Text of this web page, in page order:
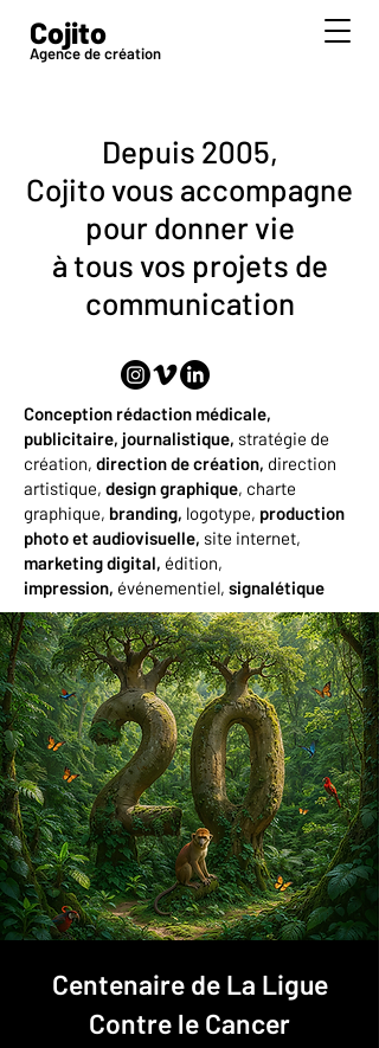
Cojito
Agence de création
Depuis 2005,
Cojito vous accompagne
pour donner vie
à tous vos projets de
communication
Conception rédaction médicale,
publicitaire, journalistique, stratégie de
création, direction de création, direction
artistique, design graphique, charte
graphique, branding, logotype, production
photo et audiovisuelle, site internet,
marketing digital, édition,
impression, événementiel, signalétique
Centenaire de La Ligue
Contre le Cancer